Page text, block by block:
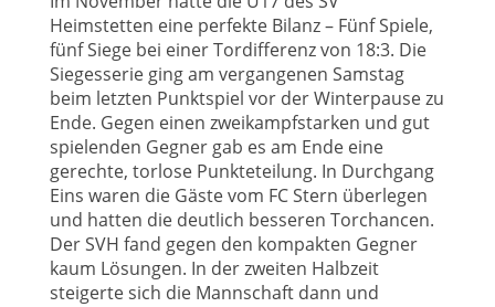
Heimstetten eine perfekte Bilanz – Fünf Spiele,
fünf Siege bei einer Tordifferenz von 18:3. Die
Siegesserie ging am vergangenen Samstag
beim letzten Punktspiel vor der Winterpause zu
Ende. Gegen einen zweikampfstarken und gut
spielenden Gegner gab es am Ende eine
gerechte, torlose Punkteteilung. In Durchgang
Eins waren die Gäste vom FC Stern überlegen
und hatten die deutlich besseren Torchancen.
Der SVH fand gegen den kompakten Gegner
kaum Lösungen. In der zweiten Halbzeit
steigerte sich die Mannschaft dann und